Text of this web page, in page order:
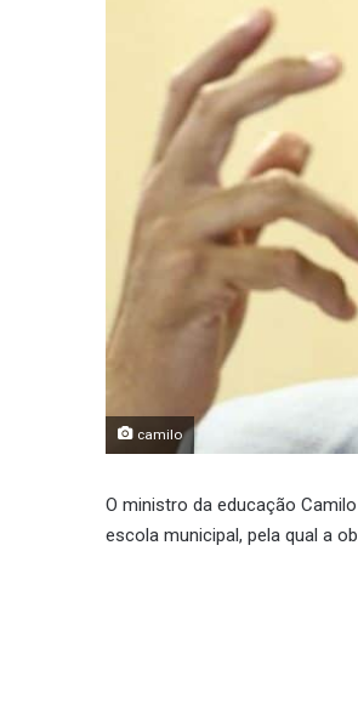
camilo
O ministro da educação
escola municipal, pela qual a